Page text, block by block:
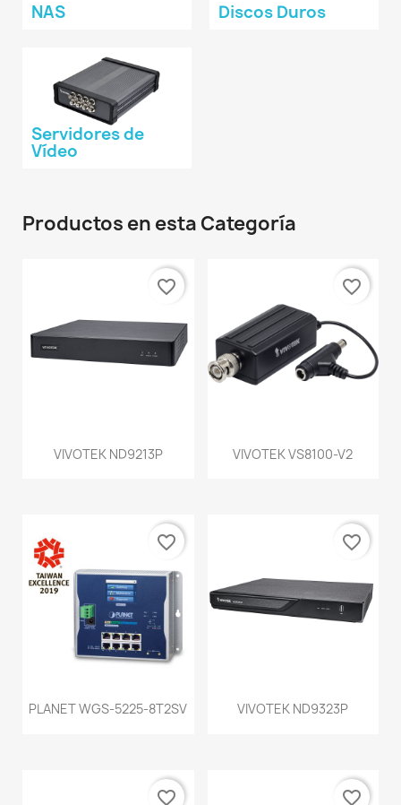
NAS Discos Duros
Servidores de
Vídeo
Productos en esta Categoría
VIVOTEK ND9213P
favorite_border
VIVOTEK VS8100-V2
favorite_border
PLANET WGS-5225-8T2SV
favorite_border
VIVOTEK ND9323P
favorite_border
favorite_border favorite_border